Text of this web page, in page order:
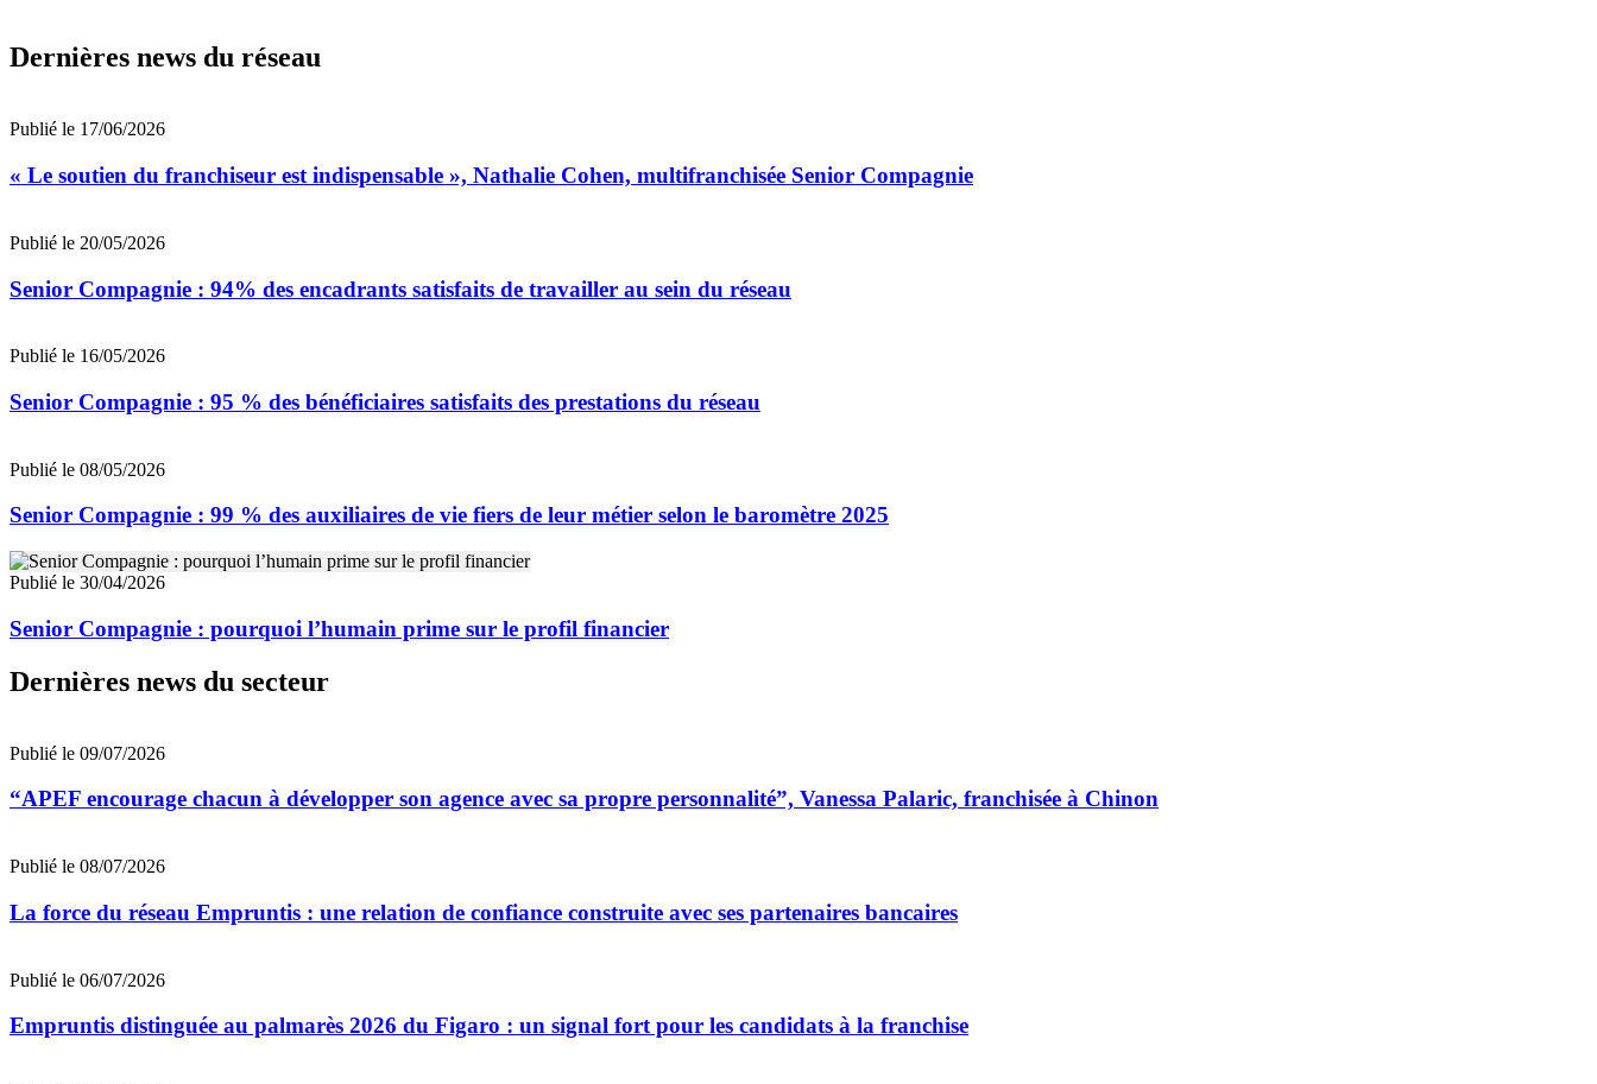
Dernières news du réseau
Publié le 17/06/2026
« Le soutien du franchiseur est indispensable », Nathalie Cohen, multifranchisée Senior Compagnie
Publié le 20/05/2026
Senior Compagnie : 94% des encadrants satisfaits de travailler au sein du réseau
Publié le 16/05/2026
Senior Compagnie : 95 % des bénéficiaires satisfaits des prestations du réseau
Publié le 08/05/2026
Senior Compagnie : 99 % des auxiliaires de vie fiers de leur métier selon le baromètre 2025
Publié le 30/04/2026
Senior Compagnie : pourquoi l’humain prime sur le profil financier
Dernières news du secteur
Publié le 09/07/2026
“APEF encourage chacun à développer son agence avec sa propre personnalité”, Vanessa Palaric, franchisée à Chinon
Publié le 08/07/2026
La force du réseau Empruntis : une relation de confiance construite avec ses partenaires bancaires
Publié le 06/07/2026
Empruntis distinguée au palmarès 2026 du Figaro : un signal fort pour les candidats à la franchise